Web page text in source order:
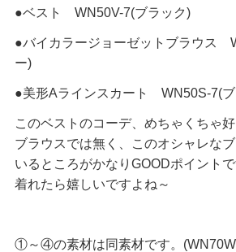
●ベスト WN50V-7(ブラック)
●バイカラージョーゼットブラウス
ー)
●美形Aラインスカート WN50S-7(
このベストのコーデ、めちゃくちゃ
ブラウスでは無く、このオシャレな
いるところがかなりGOODポイント
着れたら嬉しいですよね～
①～④の素材は同素材です。